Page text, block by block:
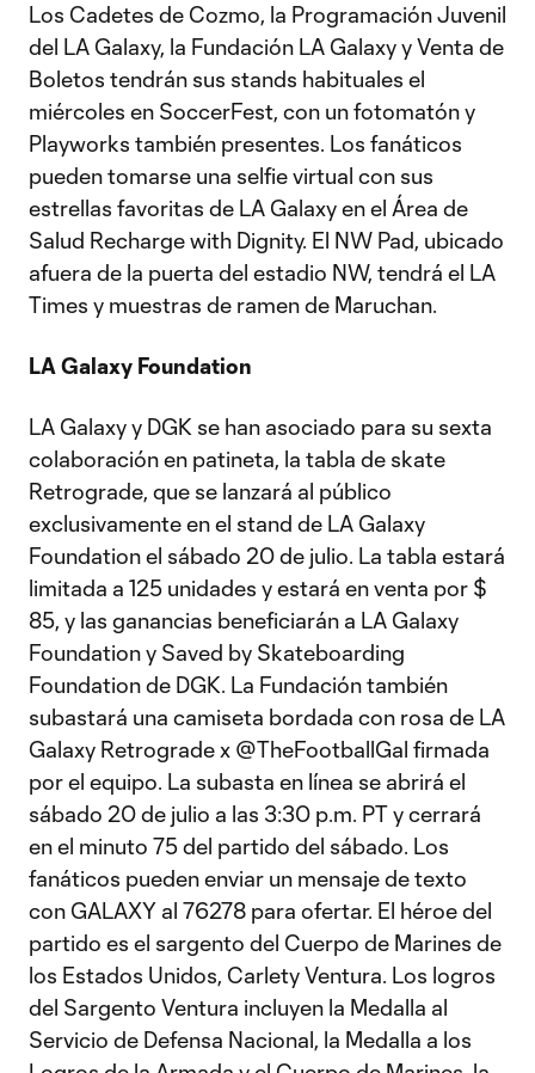
Los Cadetes de Cozmo, la Programación Juvenil
del LA Galaxy, la Fundación LA Galaxy y Venta de
Boletos tendrán sus stands habituales el
miércoles en SoccerFest, con un fotomatón y
Playworks también presentes. Los fanáticos
pueden tomarse una selfie virtual con sus
estrellas favoritas de LA Galaxy en el Área de
Salud Recharge with Dignity. El NW Pad, ubicado
afuera de la puerta del estadio NW, tendrá el LA
Times y muestras de ramen de Maruchan.
LA Galaxy Foundation
LA Galaxy y DGK se han asociado para su sexta
colaboración en patineta, la tabla de skate
Retrograde, que se lanzará al público
exclusivamente en el stand de LA Galaxy
Foundation el sábado 20 de julio. La tabla estará
limitada a 125 unidades y estará en venta por $
85, y las ganancias beneficiarán a LA Galaxy
Foundation y Saved by Skateboarding
Foundation de DGK. La Fundación también
subastará una camiseta bordada con rosa de LA
Galaxy Retrograde x @TheFootballGal firmada
por el equipo. La subasta en línea se abrirá el
sábado 20 de julio a las 3:30 p.m. PT y cerrará
en el minuto 75 del partido del sábado. Los
fanáticos pueden enviar un mensaje de texto
con GALAXY al 76278 para ofertar. El héroe del
partido es el sargento del Cuerpo de Marines de
los Estados Unidos, Carlety Ventura. Los logros
del Sargento Ventura incluyen la Medalla al
Servicio de Defensa Nacional, la Medalla a los